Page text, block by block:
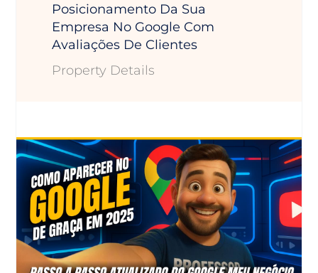
Posicionamento Da Sua
Empresa No Google Com
Avaliações De Clientes
Property Details